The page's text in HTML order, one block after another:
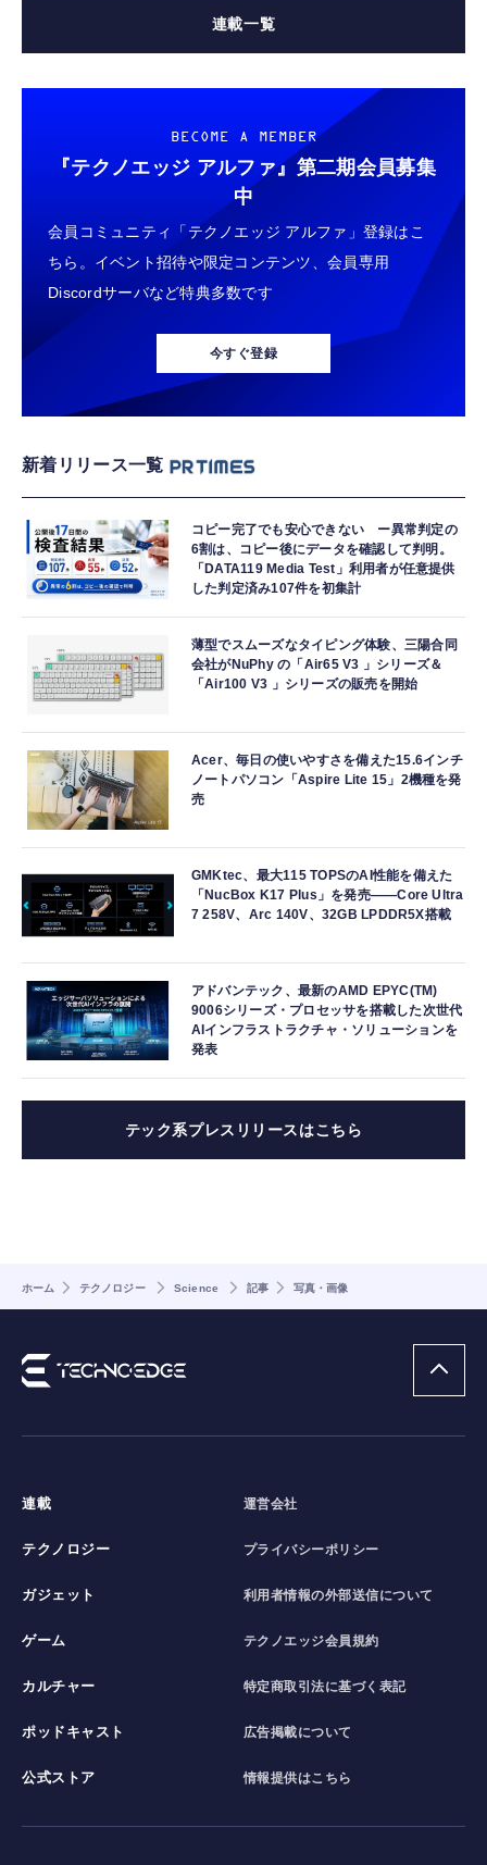
連載一覧
BECOME A MEMBER
『テクノエッジ アルファ』 第二期会員募集
中
会員コミュニティ「テクノエッジ アルファ」登録はこ
ちら。イベント招待や限定コンテンツ、会員専用
Discordサーバなど特典多数です
今すぐ登録
新着リリース一覧
コピー完了でも安心できない ー異常判定の
6割は、コピー後にデータを確認して判明。
「DATA119 Media Test」利用者が任意提供
した判定済み107件を初集計
薄型でスムーズなタイピング体験、三陽合同
会社がNuPhy の「Air65 V3 」シリーズ＆
「Air100 V3 」シリーズの販売を開始
Acer、毎日の使いやすさを備えた15.6インチ
ノートパソコン「Aspire Lite 15」2機種を発
売
GMKtec、最大115 TOPSのAI性能を備えた
「NucBox K17 Plus」を発売――Core Ultra
7 258V、Arc 140V、32GB LPDDR5X搭載
アドバンテック、最新のAMD EPYC(TM)
9006シリーズ・プロセッサを搭載した次世代
AIインフラストラクチャ・ソリューションを
発表
テック系プレスリリースはこちら
ホーム テクノロジー Science 記事 写真・画像
連載
テクノロジー
ガジェット
ゲーム
カルチャー
ポッドキャスト
公式ストア
運営会社
プライバシーポリシー
利用者情報の外部送信について
テクノエッジ会員規約
特定商取引法に基づく表記
広告掲載について
情報提供はこちら